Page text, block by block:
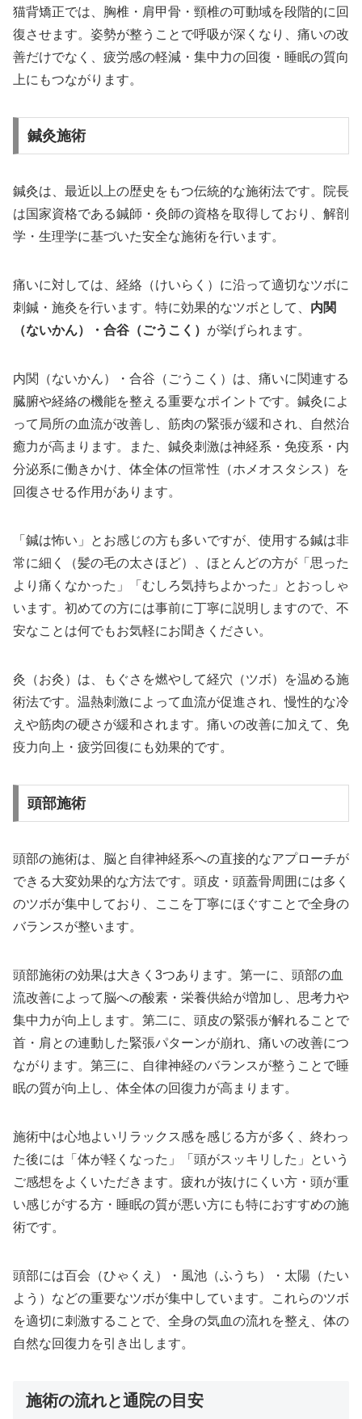
猫背矯正では、胸椎・肩甲骨・頸椎の可動域を段階的に回
復させます。姿勢が整うことで呼吸が深くなり、痛いの改
善だけでなく、疲労感の軽減・集中力の回復・睡眠の質向
上にもつながります。
鍼灸施術
鍼灸は、最近以上の歴史をもつ伝統的な施術法です。院長
は国家資格である鍼師・灸師の資格を取得しており、解剖
学・生理学に基づいた安全な施術を行います。
痛いに対しては、経絡（けいらく）に沿って適切なツボに
刺鍼・施灸を行います。特に効果的なツボとして、 内関
（ないかん）・合谷（ごうこく） が挙げられます。
内関（ないかん）・合谷（ごうこく）は、痛いに関連する
臓腑や経絡の機能を整える重要なポイントです。鍼灸によ
って局所の血流が改善し、筋肉の緊張が緩和され、自然治
癒力が高まります。また、鍼灸刺激は神経系・免疫系・内
分泌系に働きかけ、体全体の恒常性（ホメオスタシス）を
回復させる作用があります。
「鍼は怖い」とお感じの方も多いですが、使用する鍼は非
常に細く（髪の毛の太さほど）、ほとんどの方が「思った
より痛くなかった」「むしろ気持ちよかった」とおっしゃ
います。初めての方には事前に丁寧に説明しますので、不
安なことは何でもお気軽にお聞きください。
灸（お灸）は、もぐさを燃やして経穴（ツボ）を温める施
術法です。温熱刺激によって血流が促進され、慢性的な冷
えや筋肉の硬さが緩和されます。痛いの改善に加えて、免
疫力向上・疲労回復にも効果的です。
頭部施術
頭部の施術は、脳と自律神経系への直接的なアプローチが
できる大変効果的な方法です。頭皮・頭蓋骨周囲には多く
のツボが集中しており、ここを丁寧にほぐすことで全身の
バランスが整います。
頭部施術の効果は大きく3つあります。第一に、頭部の血
流改善によって脳への酸素・栄養供給が増加し、思考力や
集中力が向上します。第二に、頭皮の緊張が解れることで
首・肩との連動した緊張パターンが崩れ、痛いの改善につ
ながります。第三に、自律神経のバランスが整うことで睡
眠の質が向上し、体全体の回復力が高まります。
施術中は心地よいリラックス感を感じる方が多く、終わっ
た後には「体が軽くなった」「頭がスッキリした」という
ご感想をよくいただきます。疲れが抜けにくい方・頭が重
い感じがする方・睡眠の質が悪い方にも特におすすめの施
術です。
頭部には百会（ひゃくえ）・風池（ふうち）・太陽（たい
よう）などの重要なツボが集中しています。これらのツボ
を適切に刺激することで、全身の気血の流れを整え、体の
自然な回復力を引き出します。
施術の流れと通院の目安